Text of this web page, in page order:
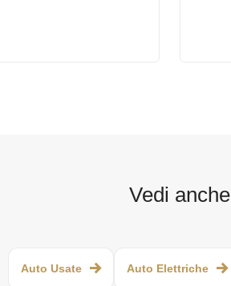
Vedi anche
Auto Usate Auto Elettriche